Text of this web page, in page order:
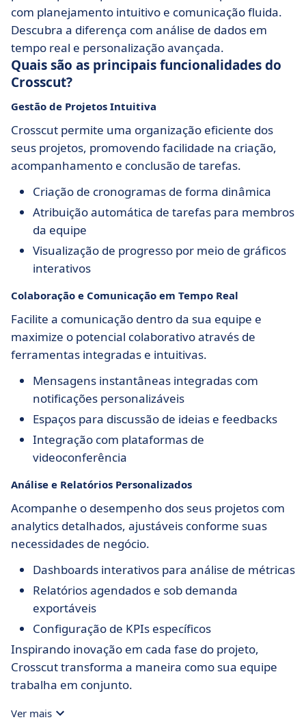
com planejamento intuitivo e comunicação fluida.
Descubra a diferença com análise de dados em
tempo real e personalização avançada.
Quais são as principais funcionalidades do
Crosscut?
Gestão de Projetos Intuitiva
Crosscut permite uma organização eficiente dos
seus projetos, promovendo facilidade na criação,
acompanhamento e conclusão de tarefas.
Criação de cronogramas de forma dinâmica
Atribuição automática de tarefas para membros
da equipe
Visualização de progresso por meio de gráficos
interativos
Colaboração e Comunicação em Tempo Real
Facilite a comunicação dentro da sua equipe e
maximize o potencial colaborativo através de
ferramentas integradas e intuitivas.
Mensagens instantâneas integradas com
notificações personalizáveis
Espaços para discussão de ideias e feedbacks
Integração com plataformas de
videoconferência
Análise e Relatórios Personalizados
Acompanhe o desempenho dos seus projetos com
analytics detalhados, ajustáveis conforme suas
necessidades de negócio.
Dashboards interativos para análise de métricas
Relatórios agendados e sob demanda
exportáveis
Configuração de KPIs específicos
Inspirando inovação em cada fase do projeto,
Crosscut transforma a maneira como sua equipe
trabalha em conjunto.
Ver mais